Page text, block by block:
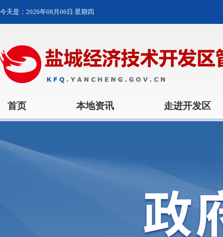
今天是： 2026年08月06日 星期四
首页 本地资讯 走进开发区